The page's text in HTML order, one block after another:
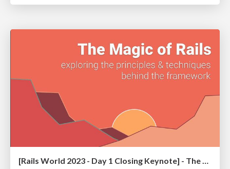
[Rails World 2023 - Day 1 Closing Keynote] - The Magic of Rails